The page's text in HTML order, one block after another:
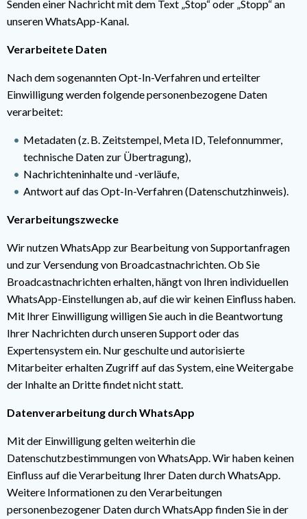
Senden einer Nachricht mit dem Text „Stop“ oder „Stopp“ an
unseren WhatsApp-Kanal.
Verarbeitete Daten
Nach dem sogenannten Opt-In-Verfahren und erteilter
Einwilligung werden folgende personenbezogene Daten
verarbeitet:
Metadaten (z. B. Zeitstempel, Meta ID, Telefonnummer,
technische Daten zur Übertragung),
Nachrichteninhalte und -verläufe,
Antwort auf das Opt-In-Verfahren (Datenschutzhinweis).
Verarbeitungszwecke
Wir nutzen WhatsApp zur Bearbeitung von Supportanfragen
und zur Versendung von Broadcastnachrichten. Ob Sie
Broadcastnachrichten erhalten, hängt von Ihren individuellen
WhatsApp-Einstellungen ab, auf die wir keinen Einfluss haben.
Mit Ihrer Einwilligung willigen Sie auch in die Beantwortung
Ihrer Nachrichten durch unseren Support oder das
Expertensystem ein. Nur geschulte und autorisierte
Mitarbeiter erhalten Zugriff auf das System, eine Weitergabe
der Inhalte an Dritte findet nicht statt.
Datenverarbeitung durch WhatsApp
Mit der Einwilligung gelten weiterhin die
Datenschutzbestimmungen von WhatsApp. Wir haben keinen
Einfluss auf die Verarbeitung Ihrer Daten durch WhatsApp.
Weitere Informationen zu den Verarbeitungen
personenbezogener Daten durch WhatsApp finden Sie in der